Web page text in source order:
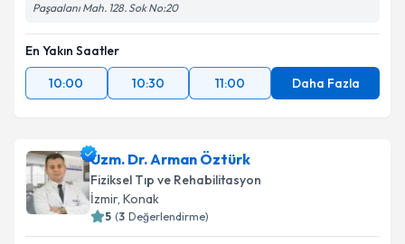
Paşaalanı Mah. 128. Sok No:20
En Yakın Saatler
10:00
10:30 11:00 Daha Fazla
Uzm. Dr. Arman Öztürk
Fiziksel Tıp ve Rehabilitasyon
İzmir, Konak
5 (3 Değerlendirme)